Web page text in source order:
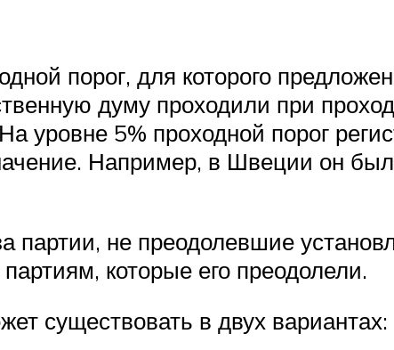
порог, для которого
думу проходили при
уровне 5% проходной порог
Например, в Швеции он
партии, не преодолевшие
которые его преодолели.
существовать в двух вариантах: